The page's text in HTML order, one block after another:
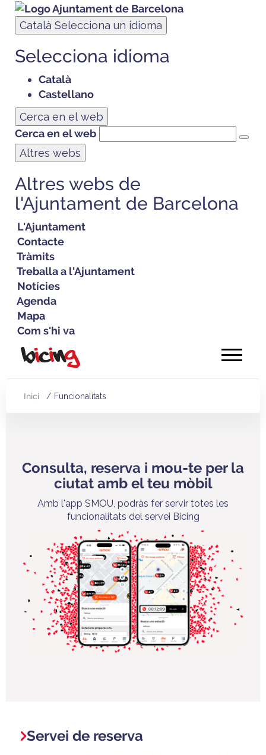
Català Selecciona un idioma
Selecciona idioma
Català
Castellano
Cerca en el web
Cerca en el web
Altres webs
Altres webs de
l'Ajuntament de Barcelona
L'Ajuntament
Contacte
Tràmits
Treballa a l'Ajuntament
Notícies
Agenda
Mapa
Com s'hi va
Vés
Inici Funcionalitats
Consulta, reserva i mou-te per la
ciutat amb el teu mòbil
Amb l'app SMOU, podràs fer servir totes les
funcionalitats del servei Bicing
Servei de reserva